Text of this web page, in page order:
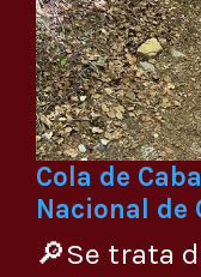
Cola de
Nacional de
🔎Se trata